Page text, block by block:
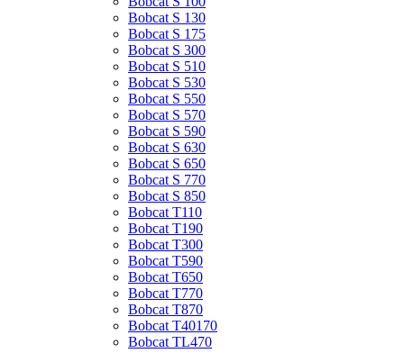
Bobcat S 130
Bobcat S 175
Bobcat S 300
Bobcat S 510
Bobcat S 530
Bobcat S 550
Bobcat S 570
Bobcat S 590
Bobcat S 630
Bobcat S 650
Bobcat S 770
Bobcat S 850
Bobcat T110
Bobcat T190
Bobcat T300
Bobcat T590
Bobcat T650
Bobcat T770
Bobcat T870
Bobcat T40170
Bobcat TL470